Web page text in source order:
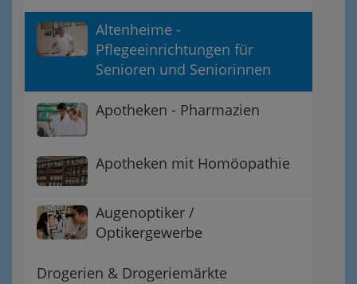
Altenheime -
Pflegeeinrichtungen für
Senioren und Seniorinnen
Apotheken - Pharmazien
Apotheken mit Homöopathie
Augenoptiker /
Optikergewerbe
Drogerien & Drogeriemärkte